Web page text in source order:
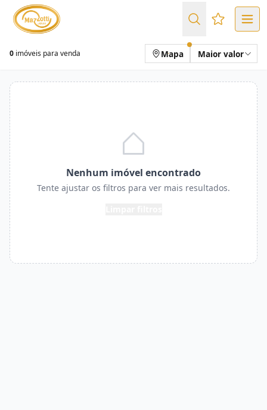
Favoritos
0 imóveis para venda Mapa Maior valor
Nenhum imóvel encontrado
Tente ajustar os filtros para ver mais resultados.